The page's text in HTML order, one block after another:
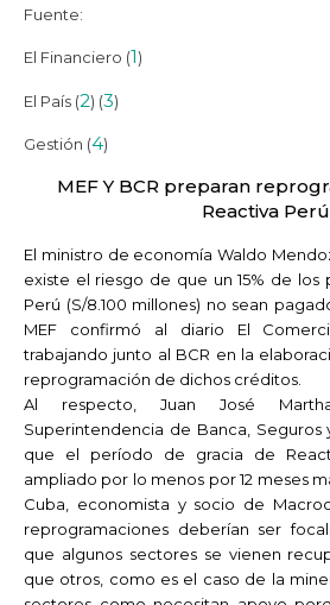
Fuente:
El Financiero (1)
El País (2) (3)
Gestión (4)
MEF Y BCR preparan
Reactiva Perú
El ministro de economía Waldo
existe el riesgo de que un 15% de los
Perú (S/8.100 millones) no sean
MEF confirmó al diario El
trabajando junto al BCR en la
reprogramación de dichos créditos.
Al respecto, Juan José
Superintendencia de Banca, Seguros
que el período de gracia de
ampliado por lo menos por 12 meses
Cuba, economista y socio de
reprogramaciones deberían ser
que algunos sectores se vienen
que otros, como es el caso de la